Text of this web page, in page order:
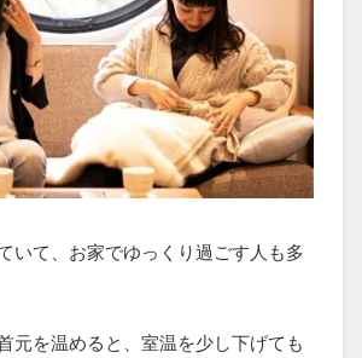
いて、お家でゆっくり過ごす人も多
元を温めると、室温を少し下げても